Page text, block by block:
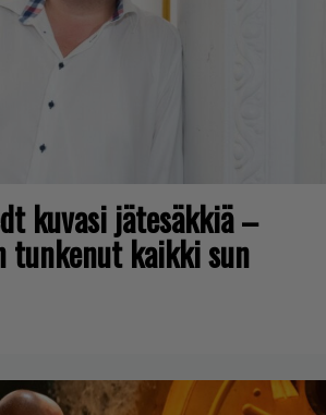
kuvasi jätesäkkiä –
tunkenut kaikki sun